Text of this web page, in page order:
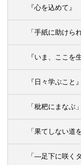
『心を込めて』
「手紙に助けら
『いま、ここを
『日々学ぶこと』
「枇杷にまなぶ」
「果てしない道を
「―足下に咲く